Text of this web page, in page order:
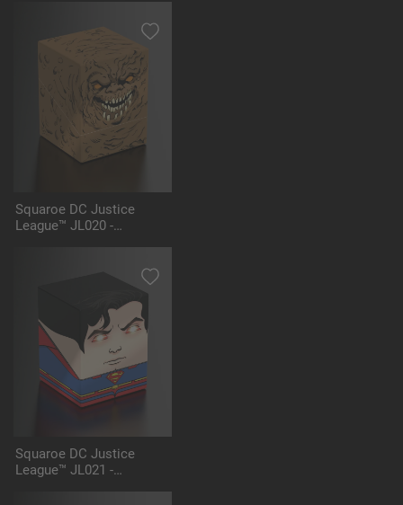
Squaroe DC Justice
League™ JL020 -
Squaroe DC Justice
League™ JL021 -